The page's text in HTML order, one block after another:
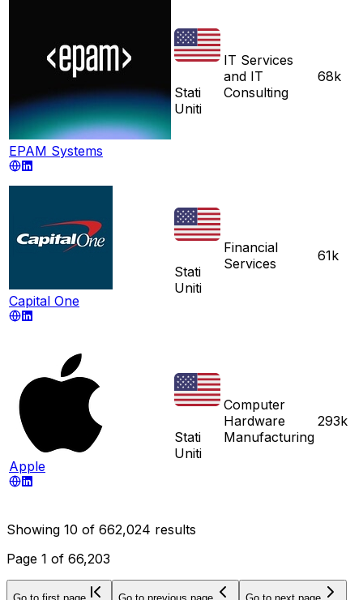
EPAM Systems
Stati
Uniti
IT Services
and IT
Consulting
68k
Capital One
Stati
Uniti
Financial
Services
61k
Apple
Stati
Uniti
Computer
Hardware
Manufacturing
293k
Showing 10 of 662,024 results
Page 1 of 66,203